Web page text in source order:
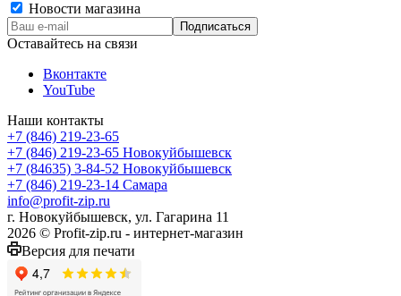
Новости магазина
Оставайтесь на связи
Вконтакте
YouTube
Наши контакты
+7 (846) 219-23-65
+7 (846) 219-23-65 Новокуйбышевск
+7 (84635) 3-84-52 Новокуйбышевск
+7 (846) 219-23-14 Самара
info@profit-zip.ru
г. Новокуйбышевск, ул. Гагарина 11
2026 © Profit-zip.ru - интернет-магазин
Версия для печати